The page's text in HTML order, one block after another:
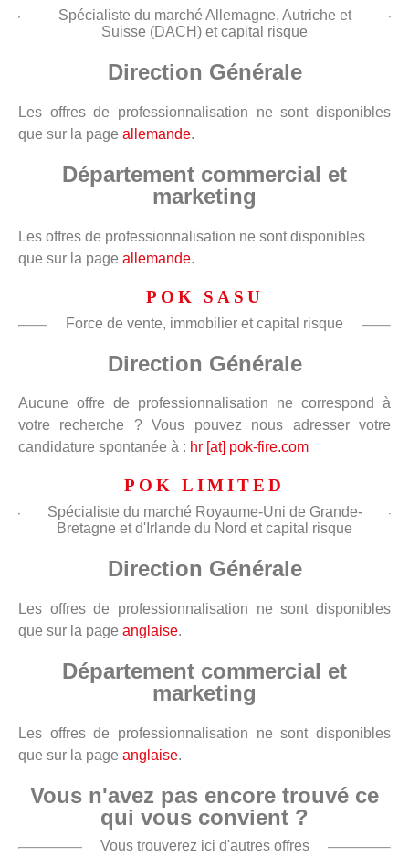
Spécialiste du marché Allemagne, Autriche et
Suisse (DACH) et capital risque
Direction Générale
Les offres de professionnalisation ne sont disponibles
que sur la page allemande.
Département commercial et
marketing
Les offres de professionnalisation ne sont disponibles
que sur la page allemande.
POK SASU
Force de vente, immobilier et capital risque
Direction Générale
Aucune offre de professionnalisation ne correspond à
votre recherche ? Vous pouvez nous adresser votre
candidature spontanée à : hr [at] pok-fire.com
POK LIMITED
Spécialiste du marché Royaume-Uni de Grande-
Bretagne et d'Irlande du Nord et capital risque
Direction Générale
Les offres de professionnalisation ne sont disponibles
que sur la page anglaise.
Département commercial et
marketing
Les offres de professionnalisation ne sont disponibles
que sur la page anglaise.
Vous n'avez pas encore trouvé ce
qui vous convient ?
Vous trouverez ici d'autres offres